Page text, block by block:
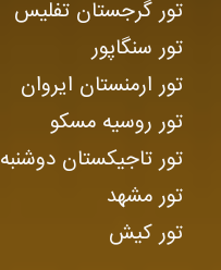
تور گرجستان تفلیس
تور سنگاپور
تور ارمنستان ایروان
تور روسیه مسکو
تور تاجیکستان دوشنبه
تور مشهد
تور کیش